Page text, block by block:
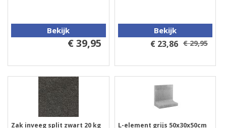
Bekijk
€ 39,95
Bekijk
€ 23,86 € 29,95
Zak inveeg split zwart 20 kg L-element grijs 50x30x50cm